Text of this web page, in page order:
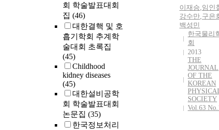
회 학술발표대회
집 (46)
대한결핵 및 호
흡기학회 추계학
술대회 초록집
(45)
Childhood
kidney diseases
(45)
대한설비공학
회 학술발표대회
논문집 (35)
한국정보처리
이재승,임인
강수만,구은
백성민
한국물리
회
2013
THE
JOURNAL
OF THE
KOREAN
SOCIETY
Vol.63